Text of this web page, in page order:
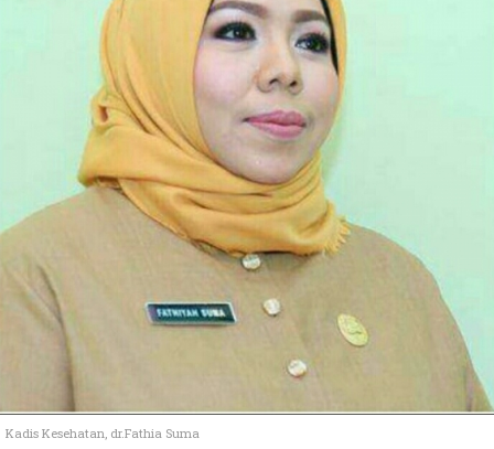
Kadis Kesehatan, dr.Fathia Suma